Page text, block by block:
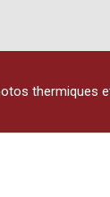
thermiques